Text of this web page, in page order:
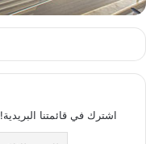
اشترك في قائمتنا البريدية!